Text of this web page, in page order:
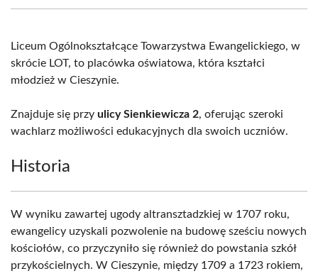
(Twitter)
Liceum Ogólnokształcące Towarzystwa Ewangelickiego, w
skrócie LOT, to placówka oświatowa, która kształci
młodzież w Cieszynie.
Znajduje się przy ulicy Sienkiewicza 2, oferując szeroki
wachlarz możliwości edukacyjnych dla swoich uczniów.
Historia
W wyniku zawartej ugody altransztadzkiej w 1707 roku,
ewangelicy uzyskali pozwolenie na budowę sześciu nowych
kościołów, co przyczyniło się również do powstania szkół
przykościelnych. W Cieszynie, między 1709 a 1723 rokiem,